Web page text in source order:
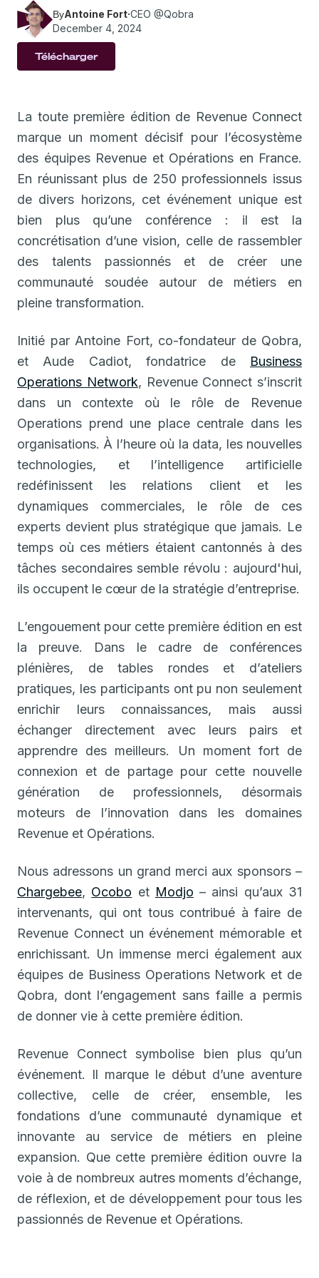
ByAntoine Fort·CEO @Qobra
December 4, 2024
Télécharger
La toute première édition de Revenue Connect
marque un moment décisif pour l’écosystème
des équipes Revenue et Opérations en France.
En réunissant plus de 250 professionnels issus
de divers horizons, cet événement unique est
bien plus qu’une conférence : il est la
concrétisation d’une vision, celle de rassembler
des talents passionnés et de créer une
communauté soudée autour de métiers en
pleine transformation.
Initié par Antoine Fort, co-fondateur de Qobra,
et Aude Cadiot, fondatrice de Business
Operations Network, Revenue Connect s’inscrit
dans un contexte où le rôle de Revenue
Operations prend une place centrale dans les
organisations. À l’heure où la data, les nouvelles
technologies, et l’intelligence artificielle
redéfinissent les relations client et les
dynamiques commerciales, le rôle de ces
experts devient plus stratégique que jamais. Le
temps où ces métiers étaient cantonnés à des
tâches secondaires semble révolu : aujourd'hui,
ils occupent le cœur de la stratégie d’entreprise.
L’engouement pour cette première édition en est
la preuve. Dans le cadre de conférences
plénières, de tables rondes et d’ateliers
pratiques, les participants ont pu non seulement
enrichir leurs connaissances, mais aussi
échanger directement avec leurs pairs et
apprendre des meilleurs. Un moment fort de
connexion et de partage pour cette nouvelle
génération de professionnels, désormais
moteurs de l’innovation dans les domaines
Revenue et Opérations.
Nous adressons un grand merci aux sponsors –
Chargebee, Ocobo et Modjo – ainsi qu’aux 31
intervenants, qui ont tous contribué à faire de
Revenue Connect un événement mémorable et
enrichissant. Un immense merci également aux
équipes de Business Operations Network et de
Qobra, dont l’engagement sans faille a permis
de donner vie à cette première édition.
Revenue Connect symbolise bien plus qu’un
événement. Il marque le début d’une aventure
collective, celle de créer, ensemble, les
fondations d’une communauté dynamique et
innovante au service de métiers en pleine
expansion. Que cette première édition ouvre la
voie à de nombreux autres moments d’échange,
de réflexion, et de développement pour tous les
passionnés de Revenue et Opérations.